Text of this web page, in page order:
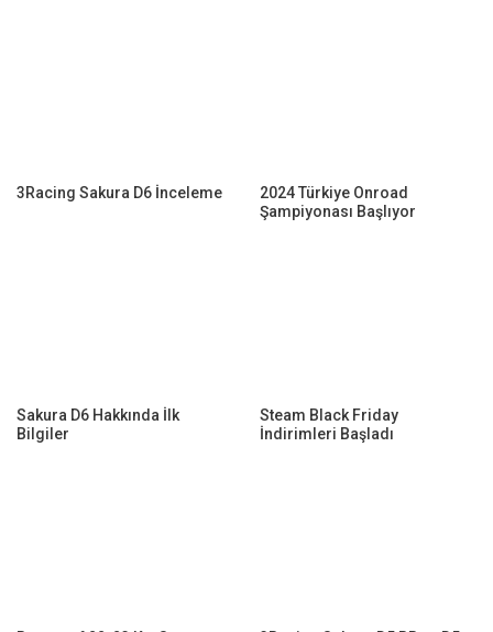
3Racing Sakura D6 İnceleme
2024 Türkiye Onroad
Şampiyonası Başlıyor
Sakura D6 Hakkında İlk
Bilgiler
Steam Black Friday
İndirimleri Başladı